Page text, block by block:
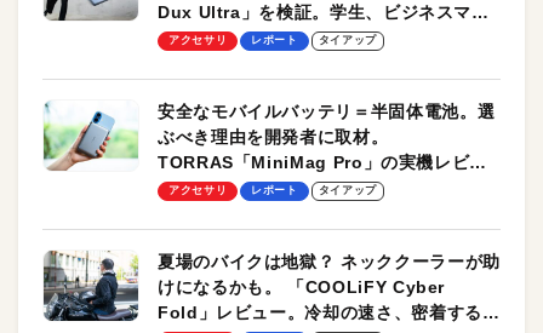
Dux Ultra」を検証。学生、ビジネスマン
のモバイルユースに最適！
アクセサリ レポート タイアップ
安全なモバイルバッテリ＝半固体電池。選
ぶべき理由を開発者に取材。
TORRAS「MiniMag Pro」の実機レビュ
ーも
アクセサリ レポート タイアップ
夏場のバイクは地獄？ ネッククーラーが助
けになるかも。 「COOLiFY Cyber
Fold」レビュー。冷却の速さ、密着する冷